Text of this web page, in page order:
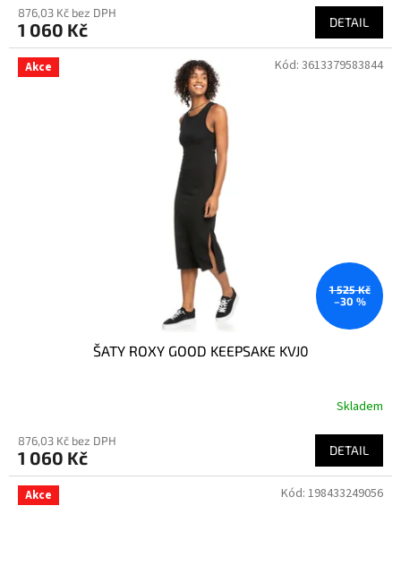
876,03 Kč bez DPH
1 060 Kč DETAIL
Akce
1 525 Kč
–30 %
ŠATY ROXY GOOD KEEPSAKE KVJ0
Skladem
876,03 Kč bez DPH
1 060 Kč DETAIL
Kód: 3613379583844
Akce Kód: 198433249056